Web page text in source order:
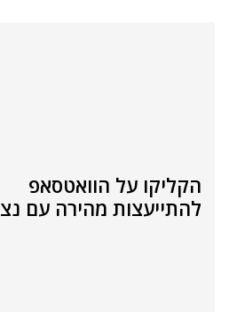
הקליקו על הוואטסאפ
להתייעצות מהירה עם